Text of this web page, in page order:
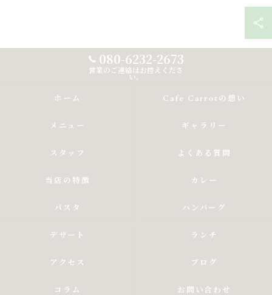
080-6232-2673
営業のご連絡はお控えくださ
い。
ホーム Cafe Carrotの想い
メニュー ギャラリー
スタッフ よくある質問
当店の特徴 カレー
パスタ ハンバーグ
デザート ランチ
アクセス ブログ
コラム お問い合わせ